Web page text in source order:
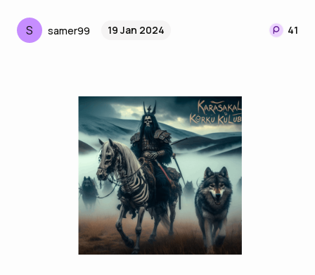
S samer99 19 Jan 2024 41